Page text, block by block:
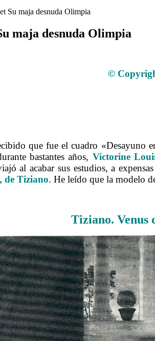
Su maja desnuda Olimpia
maja desnuda Olimpia
©
que fue el cuadro «Desayuno
bastantes años, Victorine
al acabar sus estudios, a
de Tiziano. He leído que la modelo
Tiziano. Venus